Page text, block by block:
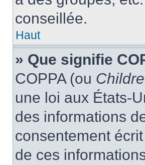
conseillée.
Haut
» Que signifie
COPPA (ou
une loi aux États-
des informations
consentement
de ces